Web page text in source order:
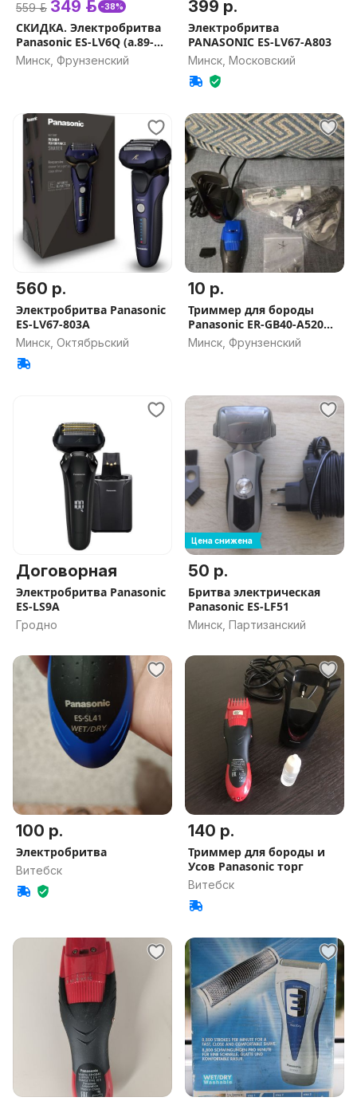
559 р. 349 р. -38%
СКИДКА. Электробритва
Panasonic ES-LV6Q (а.89-
010151)
Минск, Фрунзенский
399 р.
Электробритва
PANASONIC ES-LV67-A803
Минск, Московский
560 р.
Электробритва Panasonic
ES-LV67-803A
Минск, Октябрьский
10 р.
Триммер для бороды
Panasonic ER-GB40-A520
запчасти
Минск, Фрунзенский
Договорная
Электробритва Panasonic
ES-LS9A
Гродно
Цена снижена
50 р.
Бритва электрическая
Panasonic ES-LF51
Минск, Партизанский
100 р.
Электробритва
Витебск
140 р.
Триммер для бороды и
Усов Panasonic торг
Витебск